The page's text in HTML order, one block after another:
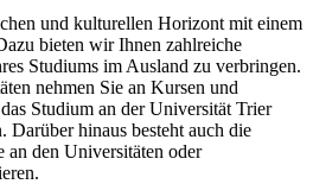
und kulturellen Horizont mit einem
bieten wir Ihnen zahlreiche
Studiums im Ausland zu verbringen.
nehmen Sie an Kursen und
Studium an der Universität Trier
Darüber hinaus besteht auch die
an den Universitäten oder